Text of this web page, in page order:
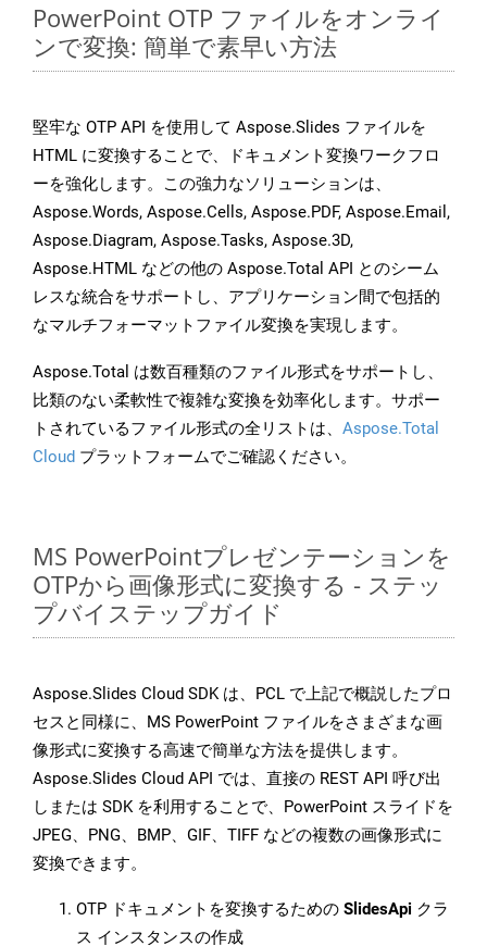
PowerPoint OTP ファイルをオンライ
ンで変換: 簡単で素早い方法
堅牢な OTP API を使用して Aspose.Slides ファイルを
HTML に変換することで、ドキュメント変換ワークフロ
ーを強化します。この強力なソリューションは、
Aspose.Words, Aspose.Cells, Aspose.PDF, Aspose.Email,
Aspose.Diagram, Aspose.Tasks, Aspose.3D,
Aspose.HTML などの他の Aspose.Total API とのシーム
レスな統合をサポートし、アプリケーション間で包括的
なマルチフォーマットファイル変換を実現します。
Aspose.Total は数百種類のファイル形式をサポートし、
比類のない柔軟性で複雑な変換を効率化します。サポー
トされているファイル形式の全リストは、 Aspose.Total
Cloud プラットフォームでご確認ください。
MS PowerPointプレゼンテーションを
OTPから画像形式に変換する - ステッ
プバイステップガイド
Aspose.Slides Cloud SDK は、PCL で上記で概説したプロ
セスと同様に、MS PowerPoint ファイルをさまざまな画
像形式に変換する高速で簡単な方法を提供します。
Aspose.Slides Cloud API では、直接の REST API 呼び出
しまたは SDK を利用することで、PowerPoint スライドを
JPEG、PNG、BMP、GIF、TIFF などの複数の画像形式に
変換できます。
OTP ドキュメントを変換するための SlidesApi クラ
ス インスタンスの作成